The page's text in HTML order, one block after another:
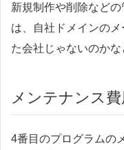
新規制作や削除など
は、自社ドメインの
た会社じゃないのかな
メンテナンス費
4番目のプログラムの